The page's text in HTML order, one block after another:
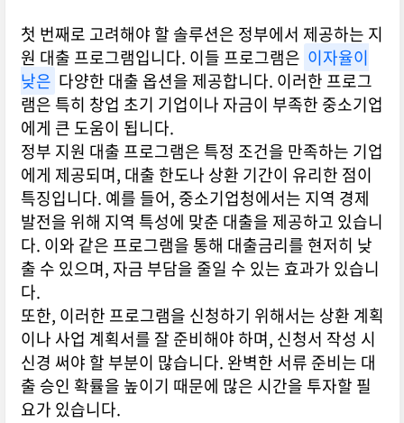
첫 번째로 고려해야 할 솔루션은 정부에서 제공하는 지
원 대출 프로그램입니다. 이들 프로그램은 이자율이
낮은 다양한 대출 옵션을 제공합니다. 이러한 프로그
램은 특히 창업 초기 기업이나 자금이 부족한 중소기업
에게 큰 도움이 됩니다.
정부 지원 대출 프로그램은 특정 조건을 만족하는 기업
에게 제공되며, 대출 한도나 상환 기간이 유리한 점이
특징입니다. 예를 들어, 중소기업청에서는 지역 경제
발전을 위해 지역 특성에 맞춘 대출을 제공하고 있습니
다. 이와 같은 프로그램을 통해 대출금리를 현저히 낮
출 수 있으며, 자금 부담을 줄일 수 있는 효과가 있습니
다.
또한, 이러한 프로그램을 신청하기 위해서는 상환 계획
이나 사업 계획서를 잘 준비해야 하며, 신청서 작성 시
신경 써야 할 부분이 많습니다. 완벽한 서류 준비는 대
출 승인 확률을 높이기 때문에 많은 시간을 투자할 필
요가 있습니다.